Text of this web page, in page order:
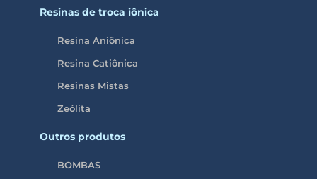
Resinas de troca iônica
Resina Aniônica
Resina Catiônica
Resinas Mistas
Zeólita
Outros produtos
BOMBAS